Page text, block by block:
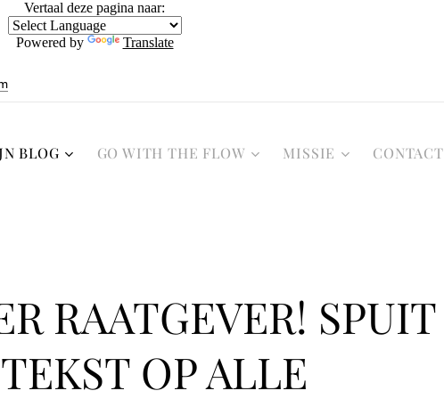
Vertaal deze pagina naar:
Powered by Translate
BLOG GO WITH THE FLOW MISSIE CONTACT
RAATGEVER! SPUIT
OP ALLE